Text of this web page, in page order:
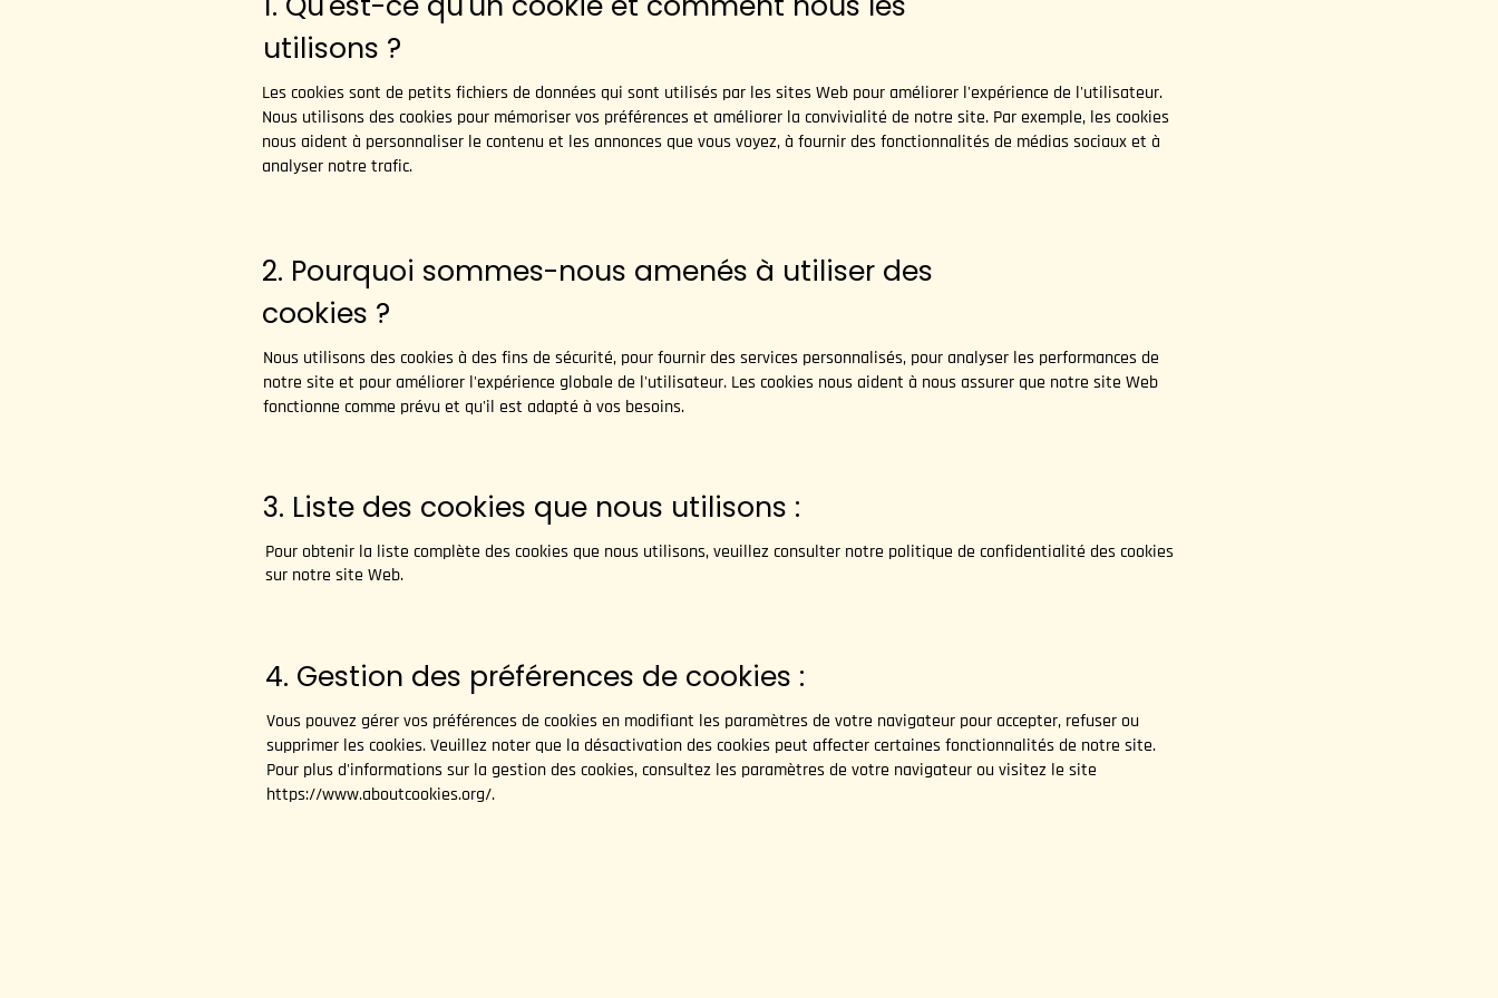
utilisons ?
Les cookies sont de petits fichiers de données qui sont utilisés par les sites Web pour améliorer l'expérience de l'utilisateur.
Nous utilisons des cookies pour mémoriser vos préférences et améliorer la convivialité de notre site. Par exemple, les cookies
nous aident à personnaliser le contenu et les annonces que vous voyez, à fournir des fonctionnalités de médias sociaux et à
analyser notre trafic.
2. Pourquoi sommes-nous amenés à utiliser des
cookies ?
Nous utilisons des cookies à des fins de sécurité, pour fournir des services personnalisés, pour analyser les performances de
notre site et pour améliorer l'expérience globale de l'utilisateur. Les cookies nous aident à nous assurer que notre site Web
fonctionne comme prévu et qu'il est adapté à vos besoins.
3. Liste des cookies que nous utilisons :
Pour obtenir la liste complète des cookies que nous utilisons, veuillez consulter notre politique de confidentialité des cookies
sur notre site Web.
4. Gestion des préférences de cookies :
Vous pouvez gérer vos préférences de cookies en modifiant les paramètres de votre navigateur pour accepter, refuser ou
supprimer les cookies. Veuillez noter que la désactivation des cookies peut affecter certaines fonctionnalités de notre site.
Pour plus d'informations sur la gestion des cookies, consultez les paramètres de votre navigateur ou visitez le site
https://www.aboutcookies.org/.